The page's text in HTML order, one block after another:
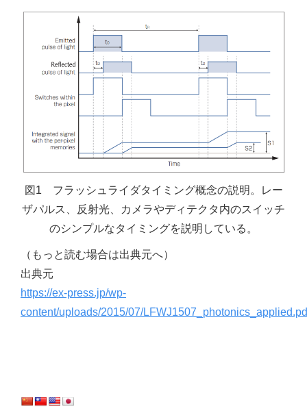
図1 フラッシュライダタイミング概念の説明。レー
ザパルス、反射光、カメラやディテクタ内のスイッチ
のシンプルなタイミングを説明している。
（もっと読む場合は出典元へ）
出典元
https://ex-press.jp/wp-
content/uploads/2015/07/